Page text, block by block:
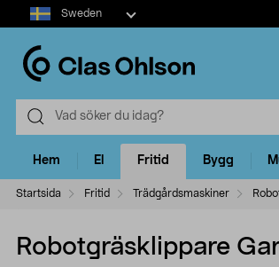
Select
market
Sweden
Hem El Fritid Bygg
Startsida Fritid Trädgårdsmaskiner
Robotgräsklippare